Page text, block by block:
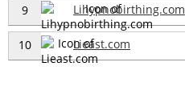
9 Lihypnobirthing.com
10 Lieast.com